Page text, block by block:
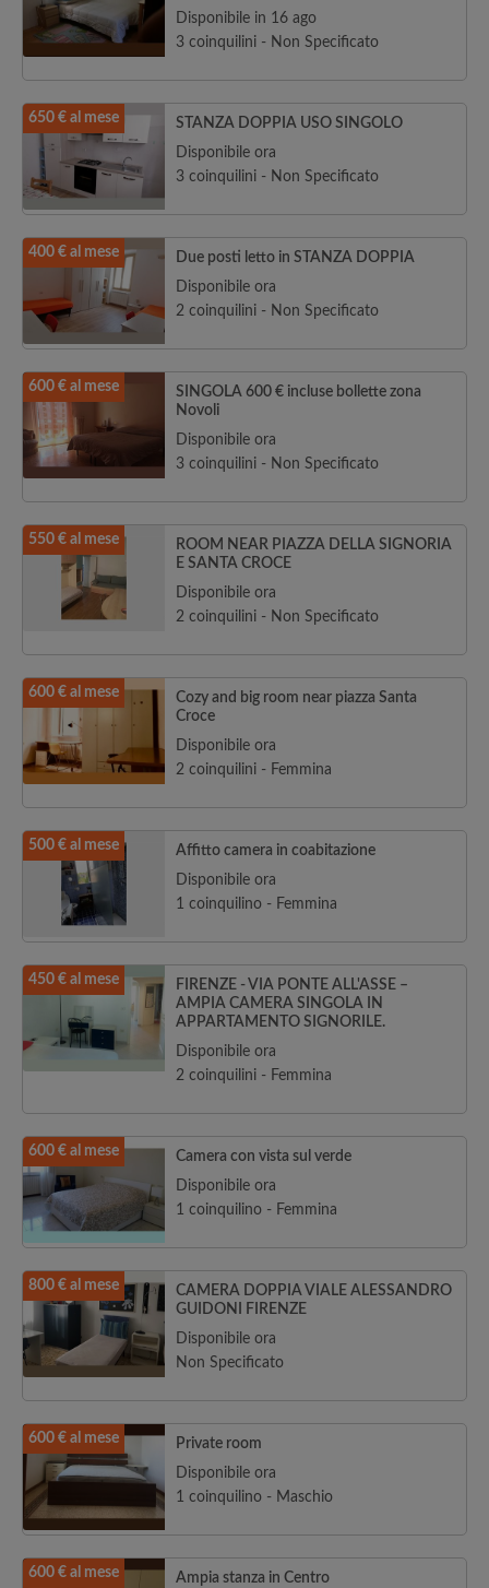
Disponibile in 16 ago
3 coinquilini - Non Specificato
650 € al mese
STANZA DOPPIA USO SINGOLO
Disponibile ora
3 coinquilini - Non Specificato
400 € al mese
Due posti letto in STANZA DOPPIA
Disponibile ora
2 coinquilini - Non Specificato
600 € al mese
SINGOLA 600 € incluse bollette zona
Novoli
Disponibile ora
3 coinquilini - Non Specificato
550 € al mese
ROOM NEAR PIAZZA DELLA SIGNORIA
E SANTA CROCE
Disponibile ora
2 coinquilini - Non Specificato
600 € al mese
Cozy and big room near piazza Santa
Croce
Disponibile ora
2 coinquilini - Femmina
500 € al mese
Affitto camera in coabitazione
Disponibile ora
1 coinquilino - Femmina
450 € al mese
FIRENZE - VIA PONTE ALL'ASSE –
AMPIA CAMERA SINGOLA IN
APPARTAMENTO SIGNORILE.
Disponibile ora
2 coinquilini - Femmina
600 € al mese
Camera con vista sul verde
Disponibile ora
1 coinquilino - Femmina
800 € al mese
CAMERA DOPPIA VIALE ALESSANDRO
GUIDONI FIRENZE
Disponibile ora
Non Specificato
600 € al mese
Private room
Disponibile ora
1 coinquilino - Maschio
600 € al mese
Ampia stanza in Centro